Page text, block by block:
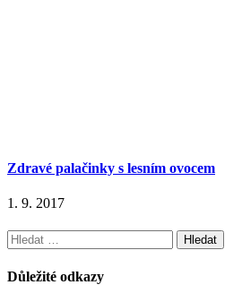
Zdravé palačinky s lesním ovocem
1. 9. 2017
Vyhledávání
Důležité odkazy